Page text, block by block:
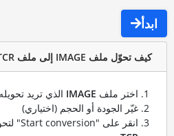
ابدأ
كيف تحوّل ملف IMAGE إلى ملف TCR؟
اختر ملف IMAGEالذي تريد تحويله
غيّر الجودة أو الحجم (اختياري)
انقر على "Start conversion" لتحويل ملفك من